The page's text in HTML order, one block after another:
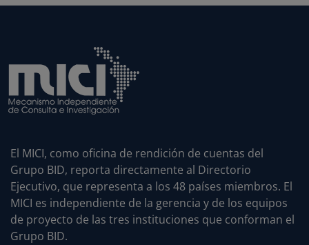
El MICI, como oficina de rendición de cuentas del
Grupo BID, reporta directamente al Directorio
Ejecutivo, que representa a los 48 países miembros. El
MICI es independiente de la gerencia y de los equipos
de proyecto de las tres instituciones que conforman el
Grupo BID.